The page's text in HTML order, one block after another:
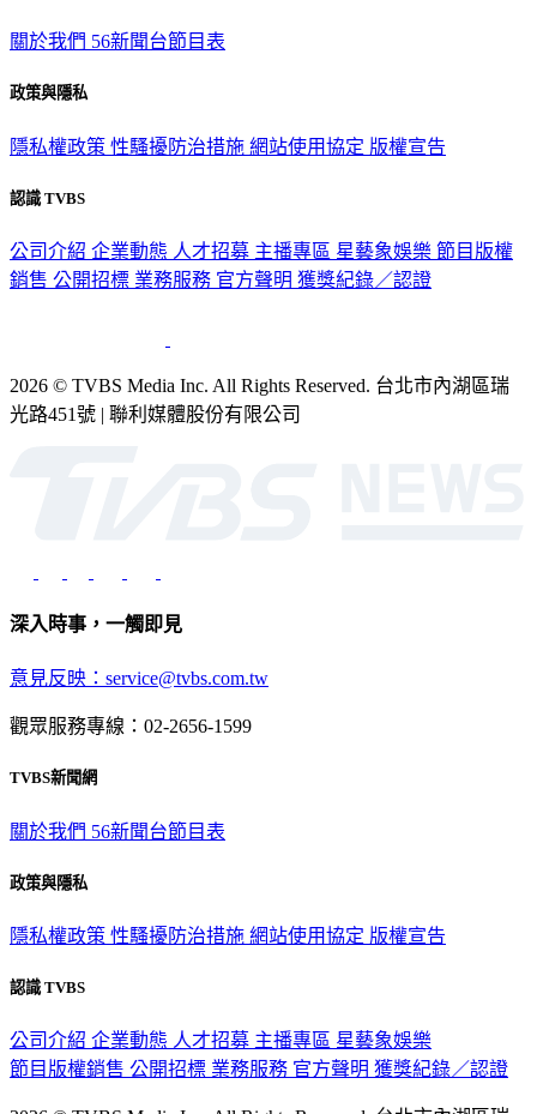
關於我們 56新聞台節目表
政策與隱私
隱私權政策 性騷擾防治措施 網站使用協定 版權宣告
認識 TVBS
公司介紹 企業動態 人才招募 主播專區 星藝象娛樂 節目版權
銷售 公開招標 業務服務 官方聲明 獲獎紀錄／認證
2026 © TVBS Media Inc. All Rights Reserved. 台北市內湖區瑞
光路451號 | 聯利媒體股份有限公司
深入時事，一觸即見
意見反映：service@tvbs.com.tw
觀眾服務專線：02-2656-1599
TVBS新聞網
關於我們 56新聞台節目表
政策與隱私
隱私權政策 性騷擾防治措施 網站使用協定 版權宣告
認識 TVBS
公司介紹 企業動態 人才招募 主播專區 星藝象娛樂
節目版權銷售 公開招標 業務服務 官方聲明 獲獎紀錄／認證